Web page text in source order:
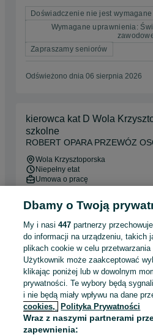
Doświadczenie nie jest wymagane
Wymagane uprawnienia:
Zapraszamy seniorów
Odświeżono dnia 06 sierpnia 2026
kierowca kat D Wola
szkolne
ROBERT OPARA PRZEWÓZ
Wola Krzysztoporska
Niepełny etat
Umowa o pracę
07 sierpnia 2026
Praca Kierowca
Do 60% dla Ciebie 7000zł+ |
welcome bonus +
+ codzienne
MasterTaxi.pl /
7 000 - 15 000 zł / mies. brutto
Łódź , Bałuty
Pełny etat
Dbamy o Twoją
My i nasi447 partnerzy
do informacji na urządzeniu, takich
plikach cookie w celu
Użytkownik może zaakceptować
klikając poniżej lub w dowolnym
prywatności. Te wybory będą
i nie będą miały wpływu na dane
cookies,
Polityka Prywatności
Wraz z naszymi partnerami
zapewnienia: